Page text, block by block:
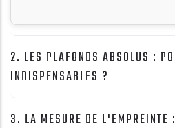
2. LES PLAFONDS ABSOLUS :
INDISPENSABLES ?
3. LA MESURE DE L'EMPREINTE